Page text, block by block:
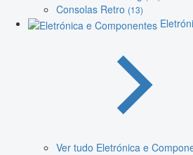
Consolas Retro (13)
Ver tudo Eletrónica e